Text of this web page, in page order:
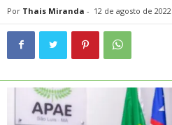
Por Thais Miranda - 12 de agosto de 2022